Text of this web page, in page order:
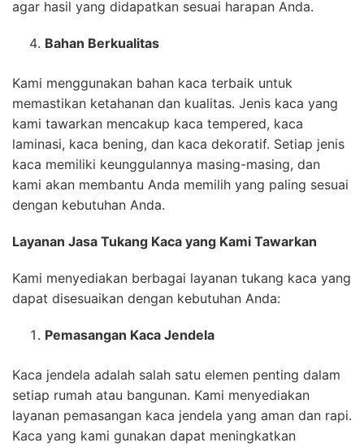
agar hasil yang didapatkan sesuai harapan Anda.
Bahan Berkualitas
Kami menggunakan bahan kaca terbaik untuk
memastikan ketahanan dan kualitas. Jenis kaca yang
kami tawarkan mencakup kaca tempered, kaca
laminasi, kaca bening, dan kaca dekoratif. Setiap jenis
kaca memiliki keunggulannya masing-masing, dan
kami akan membantu Anda memilih yang paling sesuai
dengan kebutuhan Anda.
Layanan Jasa Tukang Kaca yang Kami Tawarkan
Kami menyediakan berbagai layanan tukang kaca yang
dapat disesuaikan dengan kebutuhan Anda:
Pemasangan Kaca Jendela
Kaca jendela adalah salah satu elemen penting dalam
setiap rumah atau bangunan. Kami menyediakan
layanan pemasangan kaca jendela yang aman dan rapi.
Kaca yang kami gunakan dapat meningkatkan